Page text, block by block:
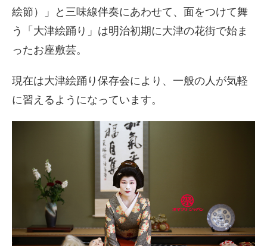
絵節）」と三味線伴奏にあわせて、面をつけて舞
う「大津絵踊り」は明治初期に大津の花街で始ま
ったお座敷芸。
現在は大津絵踊り保存会により、一般の人が気軽
に習えるようになっています。